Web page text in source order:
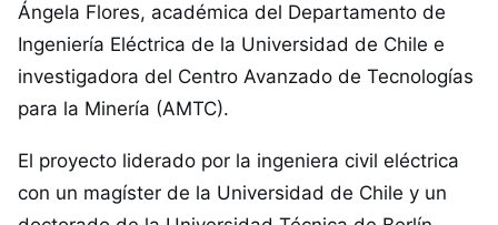
Ángela Flores, académica del Departamento de
Ingeniería Eléctrica de la Universidad de Chile e
investigadora del Centro Avanzado de Tecnologías
para la Minería (AMTC).
El proyecto liderado por la ingeniera civil eléctrica
con un magíster de la Universidad de Chile y un